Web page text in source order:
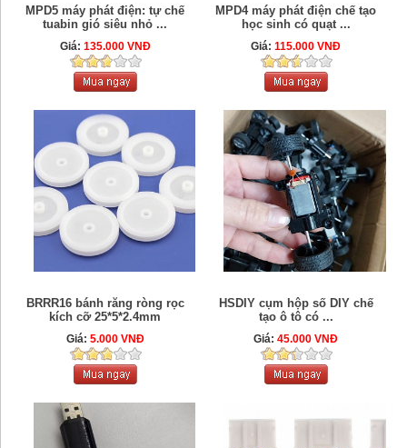
MPD5 máy phát điện: tự chế
tuabin gió siêu nhỏ ...
Giá: 135.000 VNĐ
MPD4 máy phát điện chế tạo
học sinh có quạt ...
Giá:115.000 VNĐ
BRRR16 bánh răng ròng rọc
kích cỡ 25*5*2.4mm
Giá: 5.000 VNĐ
HSDIY cụm hộp số DIY chế
tạo ô tô có ...
Giá:45.000 VNĐ